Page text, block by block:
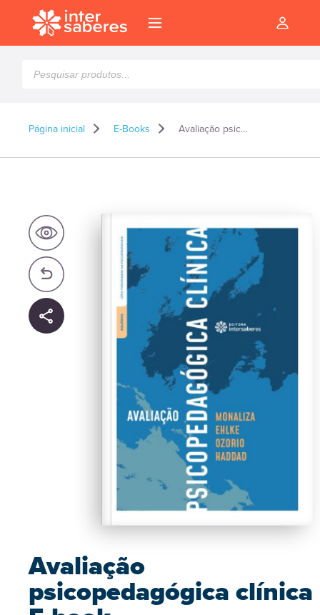
produtos
Página inicial E-Books Avaliação psicopedagógica clínica – E-book
Avaliação
psicopedagógica clínica